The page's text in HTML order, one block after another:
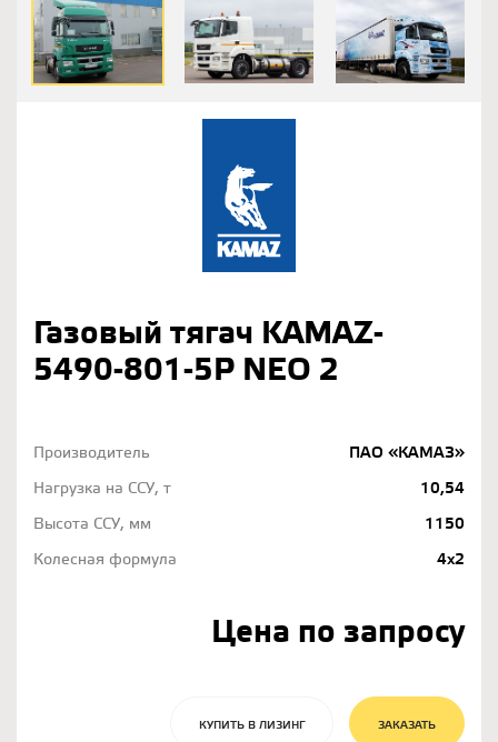
Газовый тягач KAMAZ-
5490-801-5P NEO 2
Производитель
ПАО «КАМАЗ»
Нагрузка на ССУ, т
10,54
Высота ССУ, мм
1150
Колесная формула
4х2
Цена по запросу
КУПИТЬ В ЛИЗИНГ ЗАКАЗАТЬ